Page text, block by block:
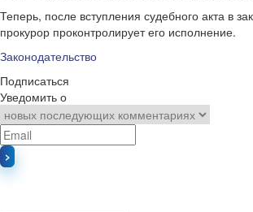
Теперь, после вступления судебного акта в
прокурор проконтролирует его исполнение.
Законодательство
Подписаться
Уведомить о